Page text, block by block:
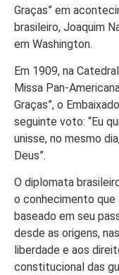
Graças” em
brasileiro, Joaquim
em Washington.
Em 1909, na
Missa Pan-
Graças”, o
seguinte voto: “Eu
unisse, no mesmo
Deus”.
O diplomata
o conhecimento que
baseado em seu
desde as origens,
liberdade e aos
constitucional das